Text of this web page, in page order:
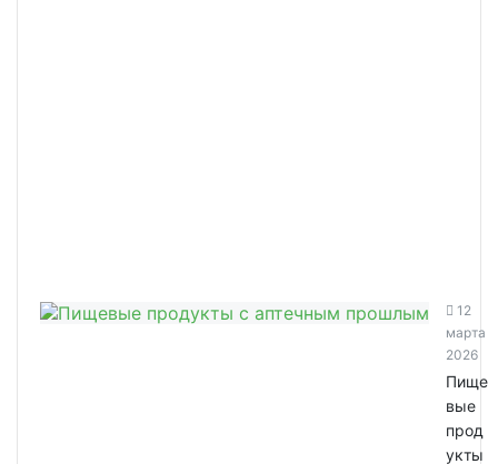
12
марта
2026
Пище
вые
прод
укты